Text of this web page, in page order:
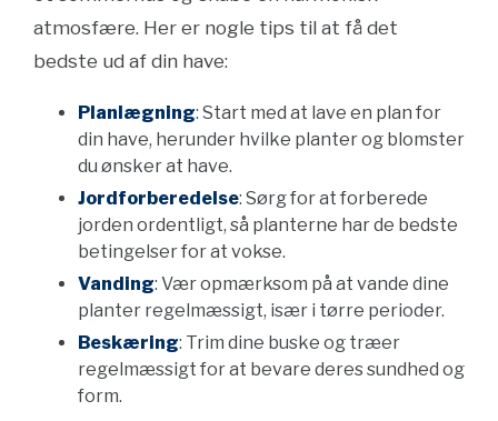
atmosfære. Her er nogle tips til at få det
bedste ud af din have:
Planlægning: Start med at lave en plan for
din have, herunder hvilke planter og blomster
du ønsker at have.
Jordforberedelse: Sørg for at forberede
jorden ordentligt, så planterne har de bedste
betingelser for at vokse.
Vanding: Vær opmærksom på at vande dine
planter regelmæssigt, især i tørre perioder.
Beskæring: Trim dine buske og træer
regelmæssigt for at bevare deres sundhed og
form.